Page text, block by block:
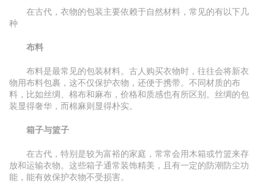
在古代，衣物的包装主要依赖于自然材料，常见的有以下几
种
布料
布料是最常见的包装材料。古人购买衣物时，往往会将新衣
物用布料包裹，这不仅保护衣物，还便于携带。不同材质的布
料，比如丝绸、棉布和麻布，价格和质感也有所区别。丝绸的包
装显得奢华，而棉麻则显得朴实。
箱子与篮子
在古代，特别是较为富裕的家庭，常常会用木箱或竹篮来存
放和运输衣物。这些箱子通常装饰精美，且有一定的防潮防尘功
能，能有效保护衣物不受损害。